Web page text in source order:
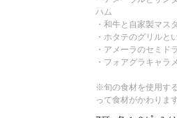
ハム
・和牛と自家製マス
・ホタテのグリルと
・アメーラのセミド
・フォアグラキャラ
※旬の食材を使用す
って食材がかわります